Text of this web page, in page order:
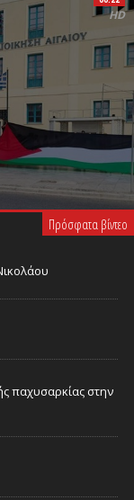
HD
Πρόσφατα βίντεο
παχυσαρκίας στην